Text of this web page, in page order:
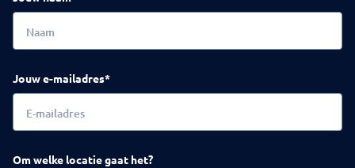
Jouw e-mailadres*
Om welke locatie gaat het?